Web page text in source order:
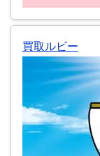
買取ルビー